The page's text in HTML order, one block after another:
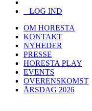
LOG IND
OM HORESTA
KONTAKT
NYHEDER
PRESSE
HORESTA PLAY
EVENTS
OVERENSKOMST
ÅRSDAG 2026